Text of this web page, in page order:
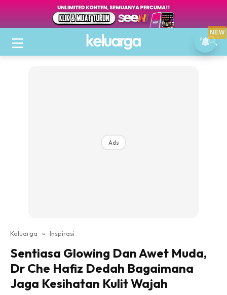
Ads
Keluarga » Inspirasi
Sentiasa Glowing Dan Awet Muda,
Dr Che Hafiz Dedah Bagaimana
Jaga Kesihatan Kulit Wajah
NEW